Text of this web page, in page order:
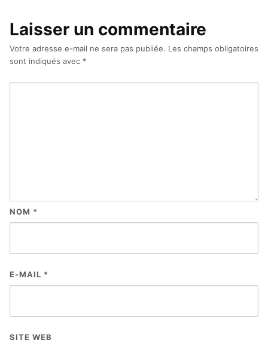
Laisser un commentaire
Votre adresse e-mail ne sera pas publiée. Les champs obligatoires
sont indiqués avec *
NOM *
E-MAIL *
SITE WEB